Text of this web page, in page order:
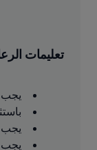
تعليمات
يجب
يجب
يجب